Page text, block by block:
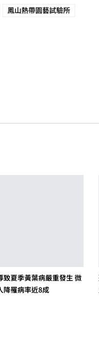
鳳山熱帶園藝試驗所
夏季黃葉病嚴重發生 微
罹病率近8成